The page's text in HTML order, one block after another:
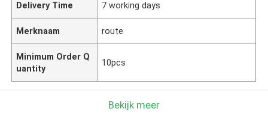
Delivery Time 7 working days
Merknaam route
Minimum Order Q
uantity
10pcs
Bekijk meer